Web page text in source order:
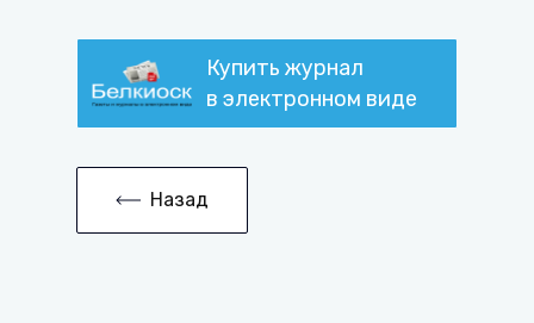
Купить журнал
в электронном виде
Назад